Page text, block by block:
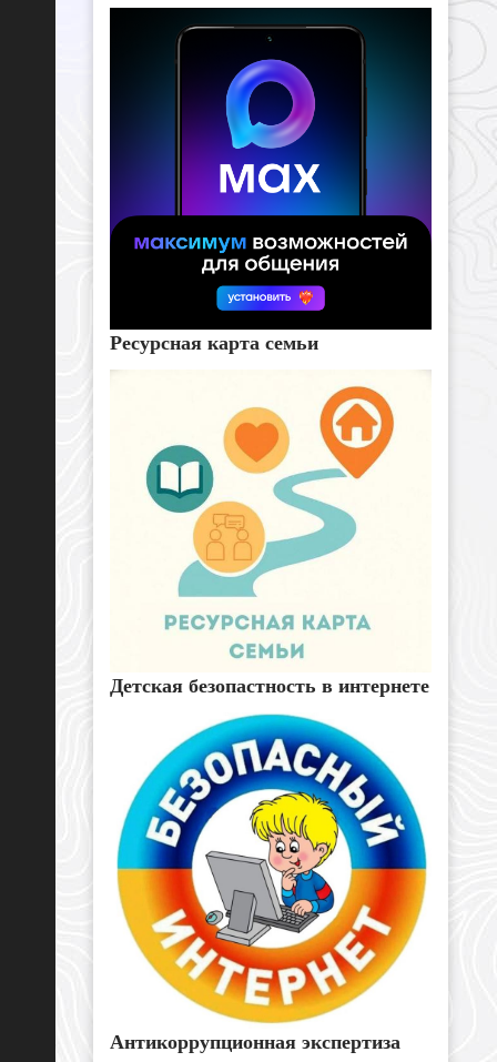
Ресурсная карта семьи
Детская безопастность в интернете
Антикоррупционная экспертиза